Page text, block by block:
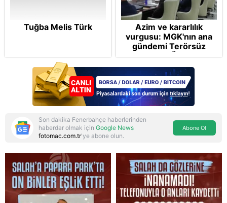
Reddet
Tuğba Melis Türk
Azim ve kararlılık
vurgusu: MGK'nın ana
gündemi Terörsüz
Türkiye! FETÖ tamamen
bertaraf edilecek
Son dakika Fenerbahçe haberlerinden
haberdar olmak için Google News
fotomac.com.tr'ye abone olun.
Abone Ol